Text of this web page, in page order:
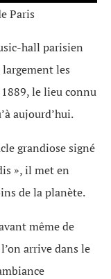
Paris
hall parisien
les
le lieu connu
aujourd’hui.
grandiose signé
», il met en
de la planète.
même de
arrive dans le